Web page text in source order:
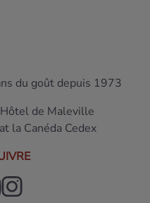
du goût depuis 1973
de Maleville
la Canéda Cedex